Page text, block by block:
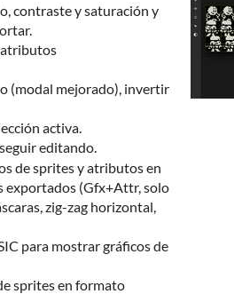
contraste y saturación y
atributos
(modal mejorado), invertir
activa.
editando.
de sprites y atributos en
exportados (Gfx+Attr, solo
zig-zag horizontal,
para mostrar gráficos de
sprites en formato